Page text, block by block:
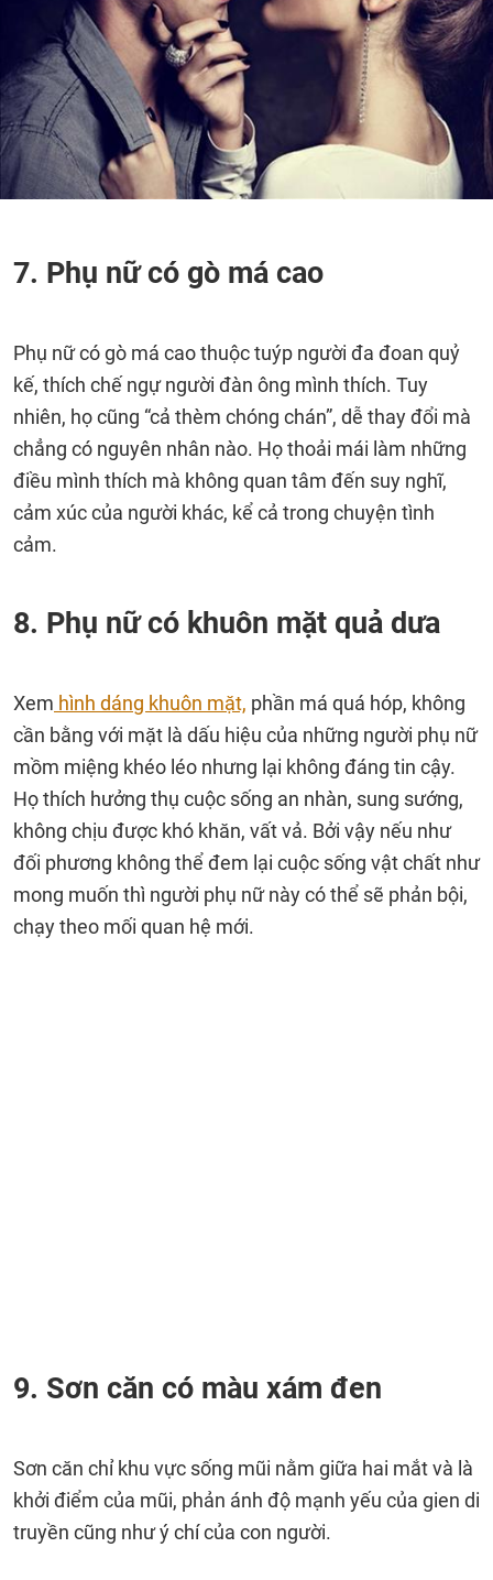
7. Phụ nữ có gò má cao
Phụ nữ có gò má cao thuộc tuýp người đa đoan quỷ
kế, thích chế ngự người đàn ông mình thích. Tuy
nhiên, họ cũng “cả thèm chóng chán”, dễ thay đổi mà
chẳng có nguyên nhân nào. Họ thoải mái làm những
điều mình thích mà không quan tâm đến suy nghĩ,
cảm xúc của người khác, kể cả trong chuyện tình
cảm.
8. Phụ nữ có khuôn mặt quả dưa
Xem hình dáng khuôn mặt, phần má quá hóp, không
cần bằng với mặt là dấu hiệu của những người phụ nữ
mồm miệng khéo léo nhưng lại không đáng tin cậy.
Họ thích hưởng thụ cuộc sống an nhàn, sung sướng,
không chịu được khó khăn, vất vả. Bởi vậy nếu như
đối phương không thể đem lại cuộc sống vật chất như
mong muốn thì người phụ nữ này có thể sẽ phản bội,
chạy theo mối quan hệ mới.
9. Sơn căn có màu xám đen
Sơn căn chỉ khu vực sống mũi nằm giữa hai mắt và là
khởi điểm của mũi, phản ánh độ mạnh yếu của gien di
truyền cũng như ý chí của con người.